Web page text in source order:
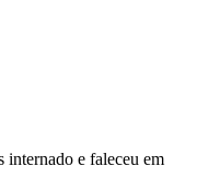
e faleceu em